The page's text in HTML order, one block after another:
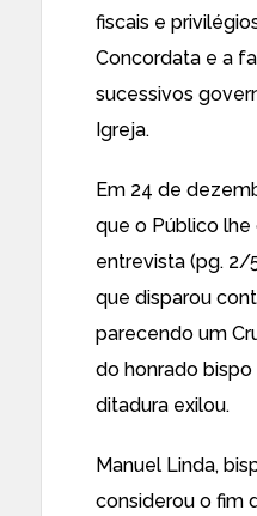
fiscais e
Concordata e a
sucessivos
Igreja.
Em 24 de
que o Público
entrevista (pg. 2/
que disparou
parecendo um
do honrado bispo
ditadura exilou.
Manuel Linda,
considerou o fim